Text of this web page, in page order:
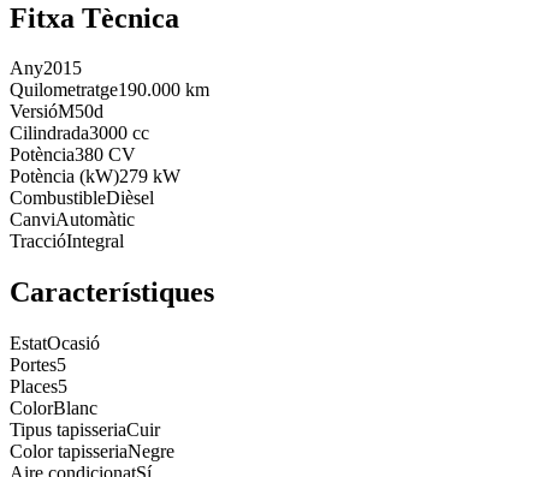
Fitxa Tècnica
Any2015
Quilometratge190.000 km
VersióM50d
Cilindrada3000 cc
Potència380 CV
Potència (kW)279 kW
CombustibleDièsel
CanviAutomàtic
TraccióIntegral
Característiques
EstatOcasió
Portes5
Places5
ColorBlanc
Tipus tapisseriaCuir
Color tapisseriaNegre